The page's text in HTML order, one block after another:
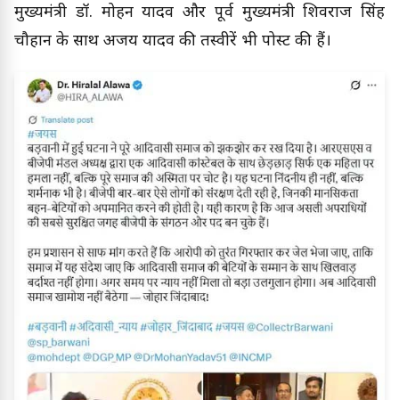
मुख्यमंत्री डॉ. मोहन यादव और पूर्व मुख्यमंत्री शिवराज सिंह
चौहान के साथ अजय यादव की तस्वीरें भी पोस्ट की हैं।